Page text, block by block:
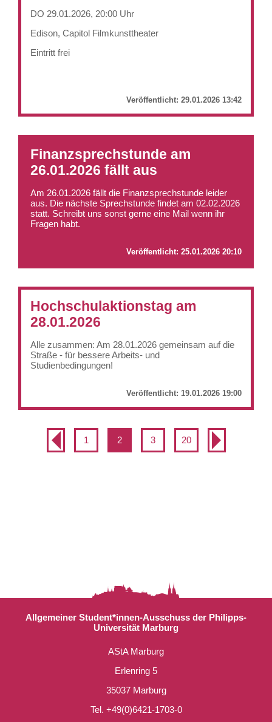
DO 29.01.2026, 20:00 Uhr
Edison, Capitol Filmkunsttheater
Eintritt frei
Veröffentlicht:29.01.2026 13:42
Finanzsprechstunde am
26.01.2026 fällt aus
Am 26.01.2026 fällt die Finanzsprechstunde leider
aus. Die nächste Sprechstunde findet am 02.02.2026
statt. Schreibt uns sonst gerne eine Mail wenn ihr
Fragen habt.
Veröffentlicht:25.01.2026 20:10
Hochschulaktionstag am
28.01.2026
Alle zusammen: Am 28.01.2026 gemeinsam auf die
Straße - für bessere Arbeits- und
Studienbedingungen!
Veröffentlicht:19.01.2026 19:00
1 2 3 20
Allgemeiner Student*innen-Ausschuss der Philipps-
Universität Marburg
AStA Marburg
Erlenring 5
35037 Marburg
Tel. +49(0)6421-1703-0